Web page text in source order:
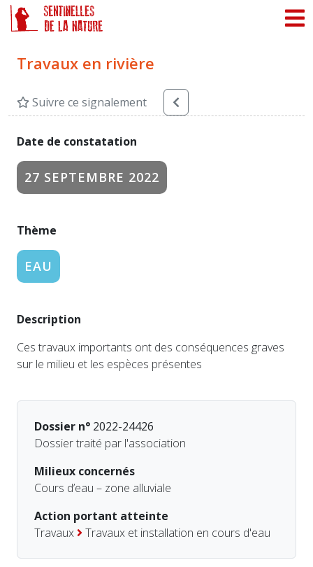
Travaux en rivière
Suivre ce signalement
Date de constatation
27 SEPTEMBRE 2022
Thème
EAU
Description
Ces travaux importants ont des conséquences graves
sur le milieu et les espèces présentes
Dossier n° 2022-24426
Dossier traité par l'association
Milieux concernés
Cours d’eau – zone alluviale
Action portant atteinte
Travaux
Travaux et installation en cours d'eau
Panneau de gestion des cookies